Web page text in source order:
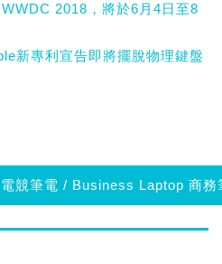
2018，將於6月4日至8
新專利宣告即將擺脫物理鍵盤
競筆電 / Business Laptop 商